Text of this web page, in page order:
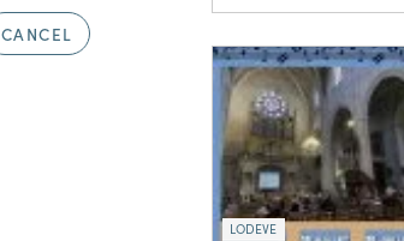
CANCEL
LODEVE